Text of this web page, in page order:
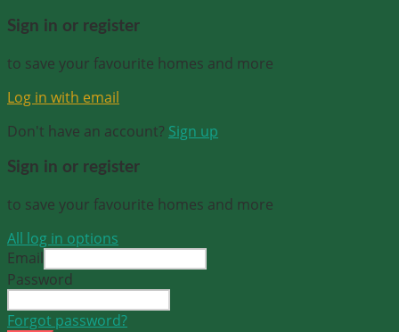
Sign in or register
to save your favourite homes and more
Log in with email
Don't have an account? Sign up
Sign in or register
to save your favourite homes and more
All log in options
Email
Password
Forgot password?